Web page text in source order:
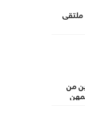
ملتقى
من